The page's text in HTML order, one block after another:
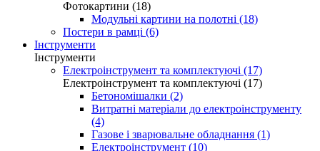
Фотокартини (18)
Модульні картини на полотні (18)
Постери в рамці (6)
Інструменти
Інструменти
Електроінструмент та комплектуючі (17)
Електроінструмент та комплектуючі (17)
Бетономішалки (2)
Витратні матеріали до електроінструменту
(4)
Газове і зварювальне обладнання (1)
Електроінструмент (10)